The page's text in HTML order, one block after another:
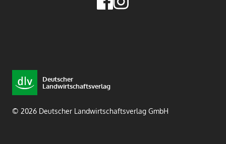
Deutscher
Landwirtschaftsverlag
© 2026 Deutscher Landwirtschaftsverlag GmbH